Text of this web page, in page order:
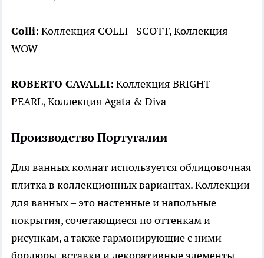
Colli: Коллекция COLLI - SCOTT, Коллекция
WOW
ROBERTO CAVALLI: Коллекция BRIGHT
PEARL, Коллекция Agata & Diva
Производство Португалии
Для ванных комнат используется облицовочная
плитка в коллекционных вариантах. Коллекции
для ванных – это настенные и напольные
покрытия, сочетающиеся по оттенкам и
рисункам, а также гармонирующие с ними